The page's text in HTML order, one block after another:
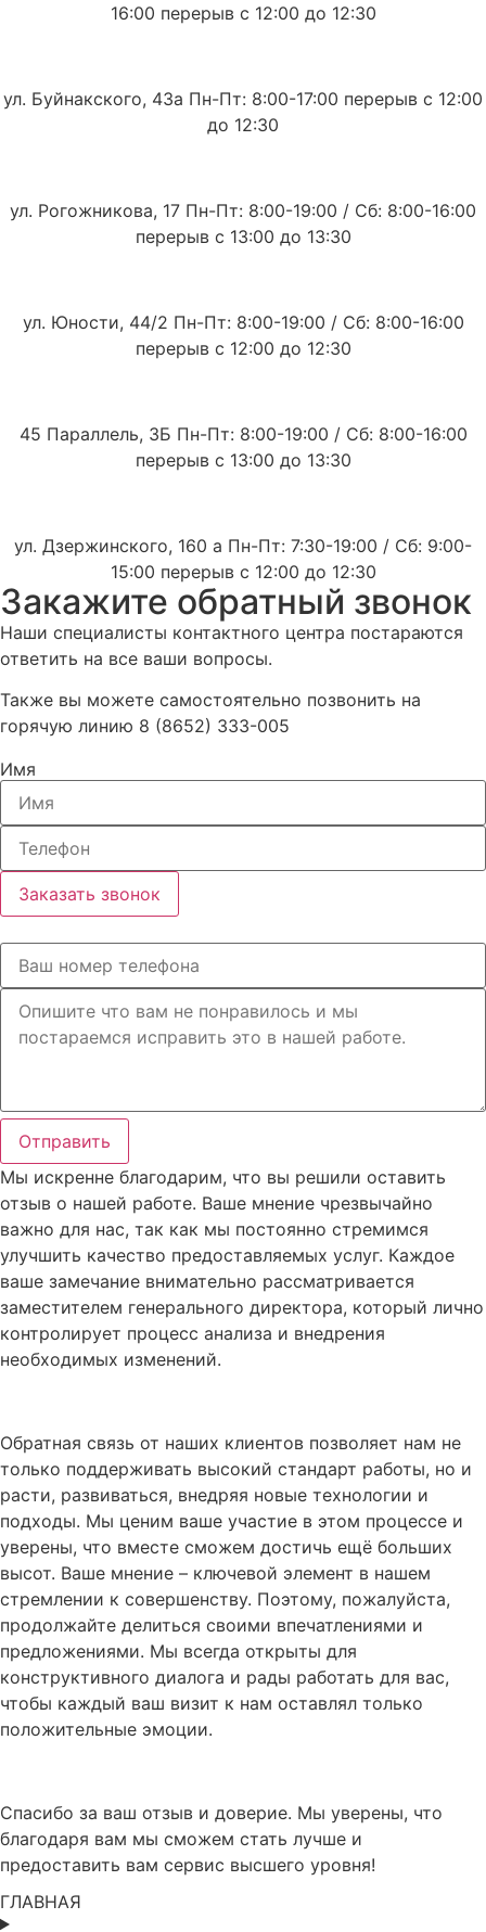
16:00 перерыв с 12:00 до 12:30
ул. Буйнакского, 43а Пн-Пт: 8:00-17:00 перерыв с 12:00
до 12:30
ул. Рогожникова, 17 Пн-Пт: 8:00-19:00 / Сб: 8:00-16:00
перерыв с 13:00 до 13:30
ул. Юности, 44/2 Пн-Пт: 8:00-19:00 / Сб: 8:00-16:00
перерыв с 12:00 до 12:30
45 Параллель, 3Б Пн-Пт: 8:00-19:00 / Сб: 8:00-16:00
перерыв с 13:00 до 13:30
ул. Дзержинского, 160 а Пн-Пт: 7:30-19:00 / Сб: 9:00-
15:00 перерыв с 12:00 до 12:30
Закажите обратный звонок
Наши специалисты контактного центра постараются
ответить на все ваши вопросы.
Также вы можете самостоятельно позвонить на
горячую линию 8 (8652) 333-005
Имя
Заказать звонок
Отправить
Мы искренне благодарим, что вы решили оставить
отзыв о нашей работе. Ваше мнение чрезвычайно
важно для нас, так как мы постоянно стремимся
улучшить качество предоставляемых услуг. Каждое
ваше замечание внимательно рассматривается
заместителем генерального директора, который лично
контролирует процесс анализа и внедрения
необходимых изменений.
Обратная связь от наших клиентов позволяет нам не
только поддерживать высокий стандарт работы, но и
расти, развиваться, внедряя новые технологии и
подходы. Мы ценим ваше участие в этом процессе и
уверены, что вместе сможем достичь ещё больших
высот. Ваше мнение – ключевой элемент в нашем
стремлении к совершенству. Поэтому, пожалуйста,
продолжайте делиться своими впечатлениями и
предложениями. Мы всегда открыты для
конструктивного диалога и рады работать для вас,
чтобы каждый ваш визит к нам оставлял только
положительные эмоции.
Спасибо за ваш отзыв и доверие. Мы уверены, что
благодаря вам мы сможем стать лучше и
предоставить вам сервис высшего уровня!
ГЛАВНАЯ